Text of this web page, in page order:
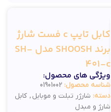
کابل تایپ c فست شارژ
برند SHOOSH مدل SH-
401-c
ویژگی های محصول:
شناسه محصول: 01901002
دسته: شارژر تبلت و موبایل , کابل
شارژ و مبدل